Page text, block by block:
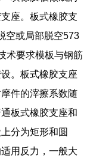
座。板式橡胶支
空或局部脱空573
术要求模板与钢筋
。板式橡胶支座
件的滓擦系数随
板式橡胶支座和
分为矩形和圆
用反力，一般大